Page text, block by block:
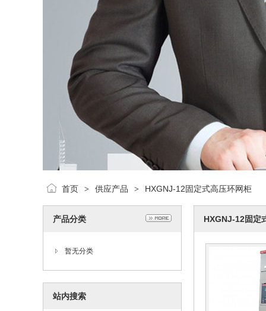
首页 > 供应产品 > HXGNJ-12固定式高压环网柜
产品分类
暂无分类
站内搜索
HXGNJ-12固定